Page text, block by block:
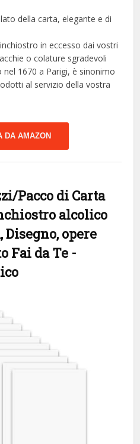
della carta, elegante e di
in eccesso dai vostri
o colature sgradevoli
1670 a Parigi, è sinonimo
al servizio della vostra
DA AMAZON
Pacco di Carta
alcolico
opere
Fai da Te -